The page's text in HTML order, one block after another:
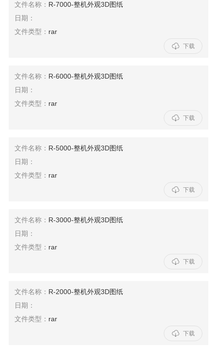
文件名称： R-7000-整机外观3D图纸
日期：
文件类型： rar
 下载
文件名称： R-6000-整机外观3D图纸
日期：
文件类型： rar
 下载
文件名称： R-5000-整机外观3D图纸
日期：
文件类型： rar
 下载
文件名称： R-3000-整机外观3D图纸
日期：
文件类型： rar
 下载
文件名称： R-2000-整机外观3D图纸
日期：
文件类型： rar
 下载